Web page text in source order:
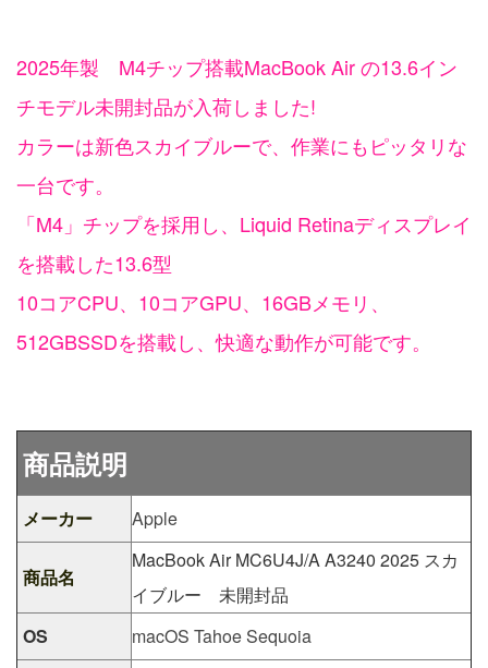
2025年製 M4チップ搭載MacBook Air の13.6イン
チモデル未開封品が入荷しました!
カラーは新色スカイブルーで、作業にもピッタリな
一台です。
「M4」チップを採用し、Liquid Retinaディスプレイ
を搭載した13.6型
10コアCPU、10コアGPU、16GBメモリ、
512GBSSDを搭載し、快適な動作が可能です。
商品説明
メーカー Apple
商品名
MacBook Air MC6U4J/A A3240 2025 スカ
イブルー 未開封品
OS
macOS Tahoe Sequoia